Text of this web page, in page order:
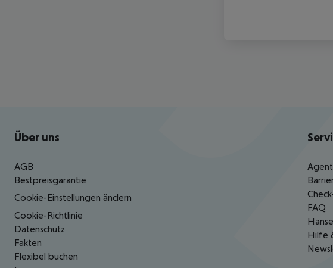
Footer navigation
Über uns
AGB
Bestpreisgarantie
Cookie-Einstellungen ändern
Cookie-Richtlinie
Datenschutz
Fakten
Flexibel buchen
FAQ
Hilfe